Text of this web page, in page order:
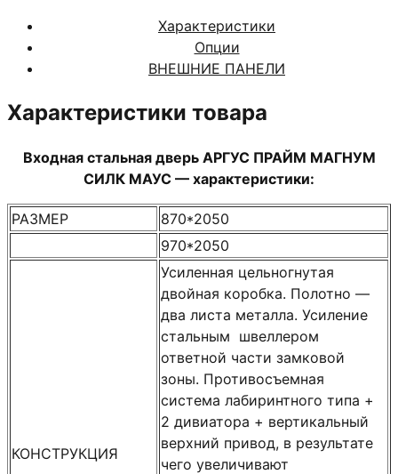
Характеристики
Опции
ВНЕШНИЕ ПАНЕЛИ
Характеристики товара
Входная стальная дверь АРГУС ПРАЙМ МАГНУМ
СИЛК МАУС — характеристики:
РАЗМЕР
870*2050
970*2050
КОНСТРУКЦИЯ
Усиленная цельногнутая
двойная коробка. Полотно —
два листа металла. Усиление
стальным швеллером
ответной части замковой
зоны. Противосъемная
система лабиринтного типа +
2 дивиатора + вертикальный
верхний привод, в результате
чего увеличивают